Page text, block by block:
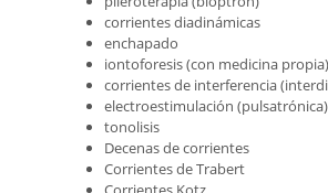
corrientes diadinámicas
enchapado
iontoforesis (con medicina propia)
corrientes de interferencia
electroestimulación (pulsatrónica)
tonolisis
Decenas de corrientes
Corrientes de Trabert